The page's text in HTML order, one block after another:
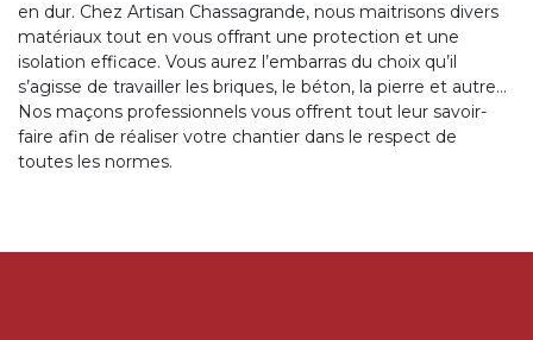
en dur. Chez Artisan Chassagrande, nous maitrisons divers
matériaux tout en vous offrant une protection et une
isolation efficace. Vous aurez l’embarras du choix qu’il
s’agisse de travailler les briques, le béton, la pierre et autre…
Nos maçons professionnels vous offrent tout leur savoir-
faire afin de réaliser votre chantier dans le respect de
toutes les normes.